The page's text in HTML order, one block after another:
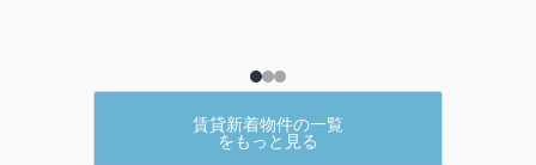
2LDK／61.00㎡
賃貸新着物件の一覧
をもっと見る